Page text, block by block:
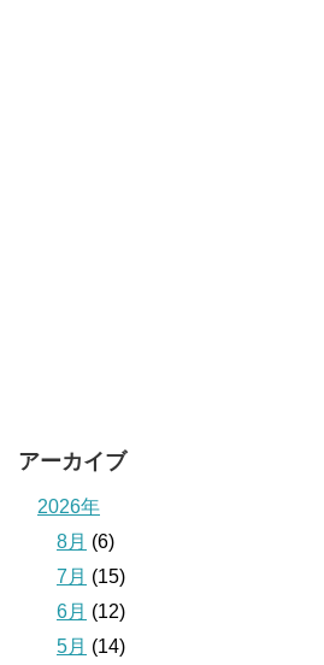
アーカイブ
2026年
8月 (6)
7月 (15)
6月 (12)
5月 (14)